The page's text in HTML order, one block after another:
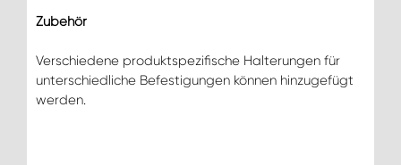
Zubehör
Verschiedene produktspezifische Halterungen für
unterschiedliche Befestigungen können hinzugefügt
werden.